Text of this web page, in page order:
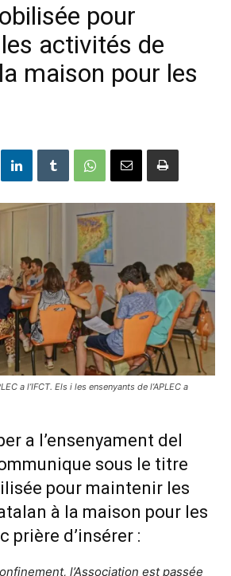
pour
activités de
maison pour les
a l’IFCT. Els i les ensenyants de l’APLEC a
a l’ensenyament del
sous le titre
pour maintenir les
à la maison pour les
prière d’insérer :
l’Association est passée